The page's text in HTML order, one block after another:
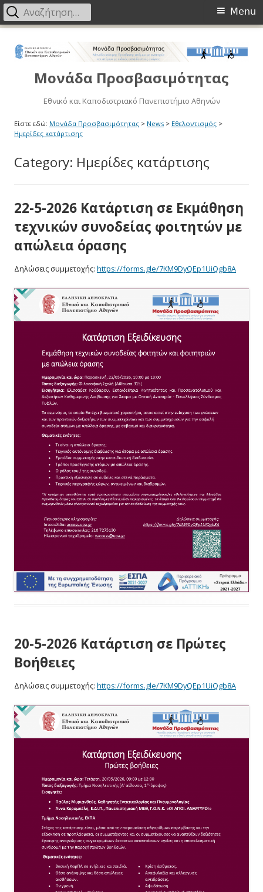
περιεχόμενο
Μονάδα Προσβασιμότητας
Εθνικό και Καποδιστριακό Πανεπιστήμιο Αθηνών
Primary
Menu
Menu
Αναζήτηση
Είστε εδώ: Μονάδα Προσβασιμότητας > News > Εθελοντισμός >
Ημερίδες κατάρτισης
Category: Ημερίδες κατάρτισης
22-5-2026 Κατάρτιση σε Εκμάθηση
τεχνικών συνοδείας φοιτητών με
απώλεια όρασης
Δηλώσεις συμμετοχής: https://forms.gle/7KM9DyQEp1UiQgb8A
20-5-2026 Κατάρτιση σε Πρώτες
Βοήθειες
Δηλώσεις συμμετοχής: https://forms.gle/7KM9DyQEp1UiQgb8A